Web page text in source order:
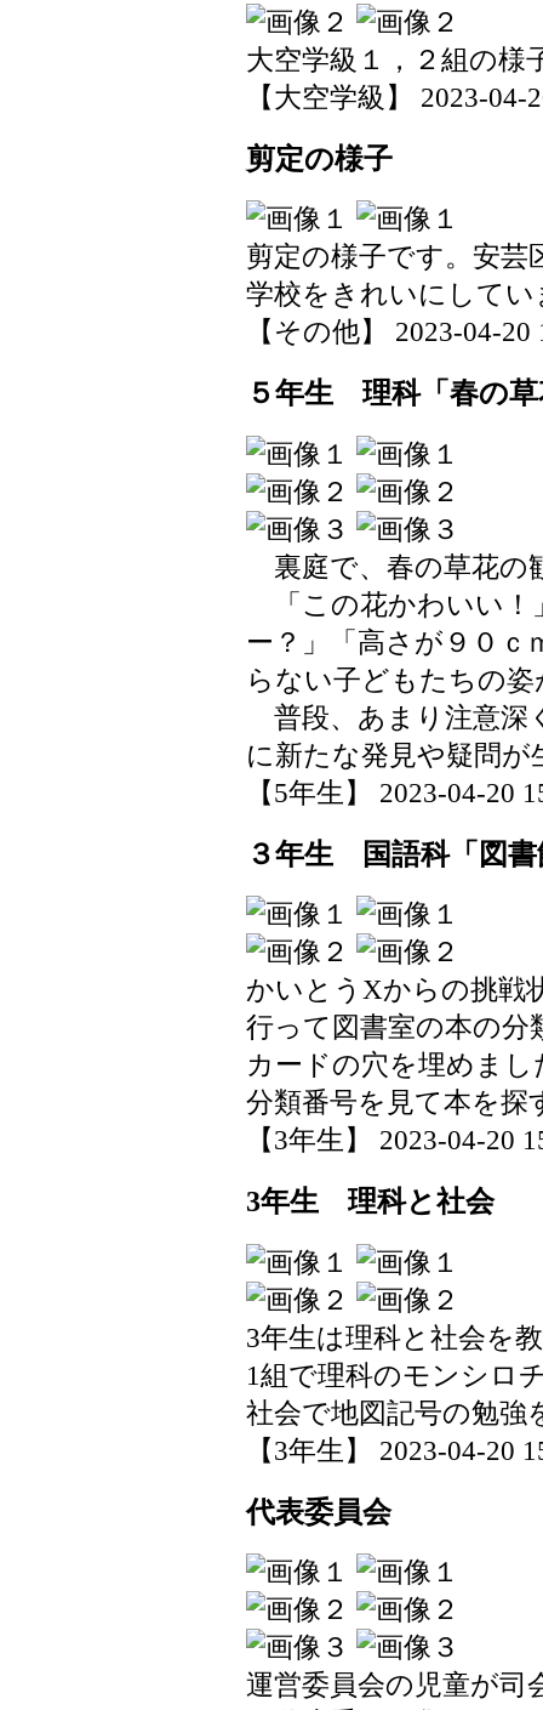
大空学級１，２組の様
【大空学級】 2023-04-
剪定の様子
剪定の様子です。安芸
学校をきれいにしてい
【その他】 2023-04-20
５年生 理科「春の
裏庭で、春の草花の
「この花かわいい！
ー？」「高さが９０
らない子どもたちの
普段、あまり注意深
に新たな発見や疑問が
【5年生】 2023-04-20
３年生 国語科「図
かいとうXからの挑戦
行って図書室の本の分
カードの穴を埋めま
分類番号を見て本を
【3年生】 2023-04-20
3年生 理科と社会
3年生は理科と社会を
1組で理科のモンシロ
社会で地図記号の勉強
【3年生】 2023-04-20
代表委員会
運営委員会の児童が司